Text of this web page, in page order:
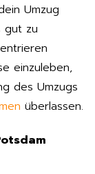
Umzug
gut zu
einzuleben,
des Umzugs
überlassen.